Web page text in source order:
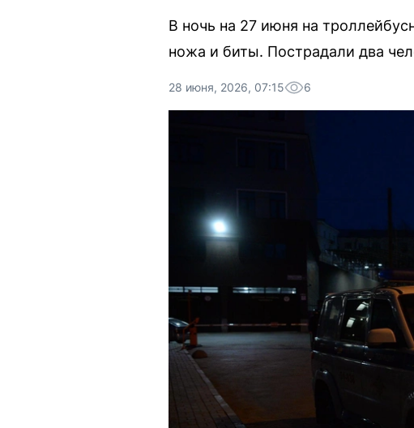
В ночь на 27 июня на
ножа и биты. Пострадали два
28 июня, 2026, 07:15 6